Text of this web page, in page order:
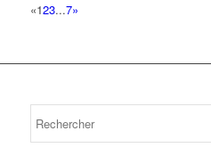
«123...7»